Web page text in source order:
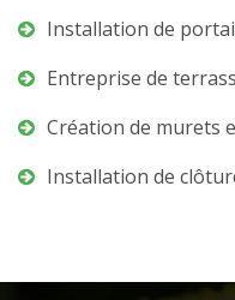
Installation de
Entreprise de
Création de murets
Installation de